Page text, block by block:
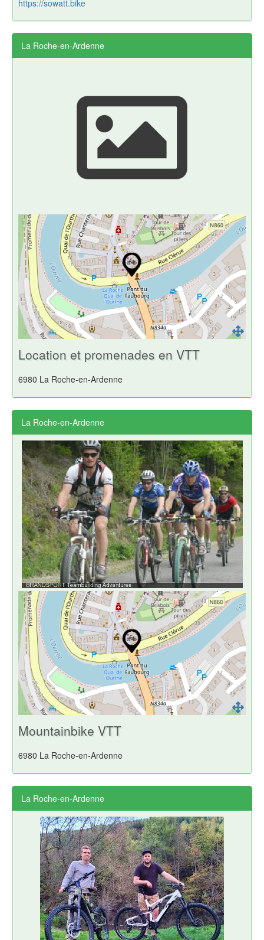
https://sowatt.bike
La Roche-en-Ardenne
Location et promenades en VTT
6980 La Roche-en-Ardenne
La Roche-en-Ardenne
Mountainbike VTT
6980 La Roche-en-Ardenne
La Roche-en-Ardenne